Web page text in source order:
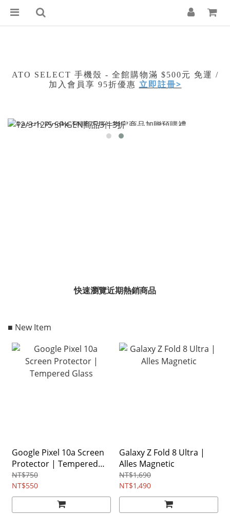
ATO SELECT 手機殼 - 全館購物滿 $500元 免運 /
加入會員享 95折優惠 立即註冊>
快速瀏覽近期熱銷商品
■ New Item
Google Pixel 10a Screen
Protector | Tempered
Glass
NT$750
NT$550
Galaxy Z Fold 8 Ultra |
Alles Magnetic
NT$1,690
NT$1,490